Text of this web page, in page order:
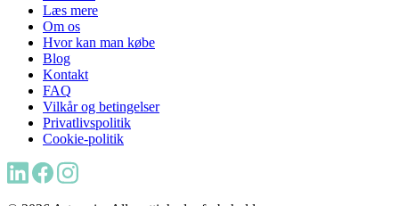
Læs mere
Om os
Hvor kan man købe
Blog
Kontakt
FAQ
Vilkår og betingelser
Privatlivspolitik
Cookie-politik